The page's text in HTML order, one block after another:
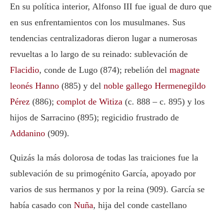
En su política interior, Alfonso III fue igual de duro que
en sus enfrentamientos con los musulmanes. Sus
tendencias centralizadoras dieron lugar a numerosas
revueltas a lo largo de su reinado: sublevación de
Flacidio, conde de Lugo (874); rebelión del magnate
leonés Hanno (885) y del noble gallego Hermenegildo
Pérez (886); complot de Witiza (c. 888 – c. 895) y los
hijos de Sarracino (895); regicidio frustrado de
Addanino (909).
Quizás la más dolorosa de todas las traiciones fue la
sublevación de su primogénito García, apoyado por
varios de sus hermanos y por la reina (909). García se
había casado con Nuña, hija del conde castellano